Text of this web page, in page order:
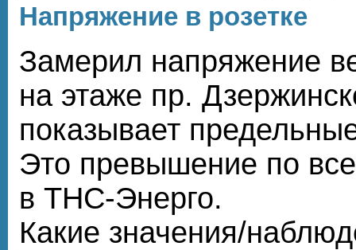
Напряжение в розетке
Замерил напряжение
на этаже пр.
показывает
Это превышение по
в ТНС-Энерго.
Какие значения/